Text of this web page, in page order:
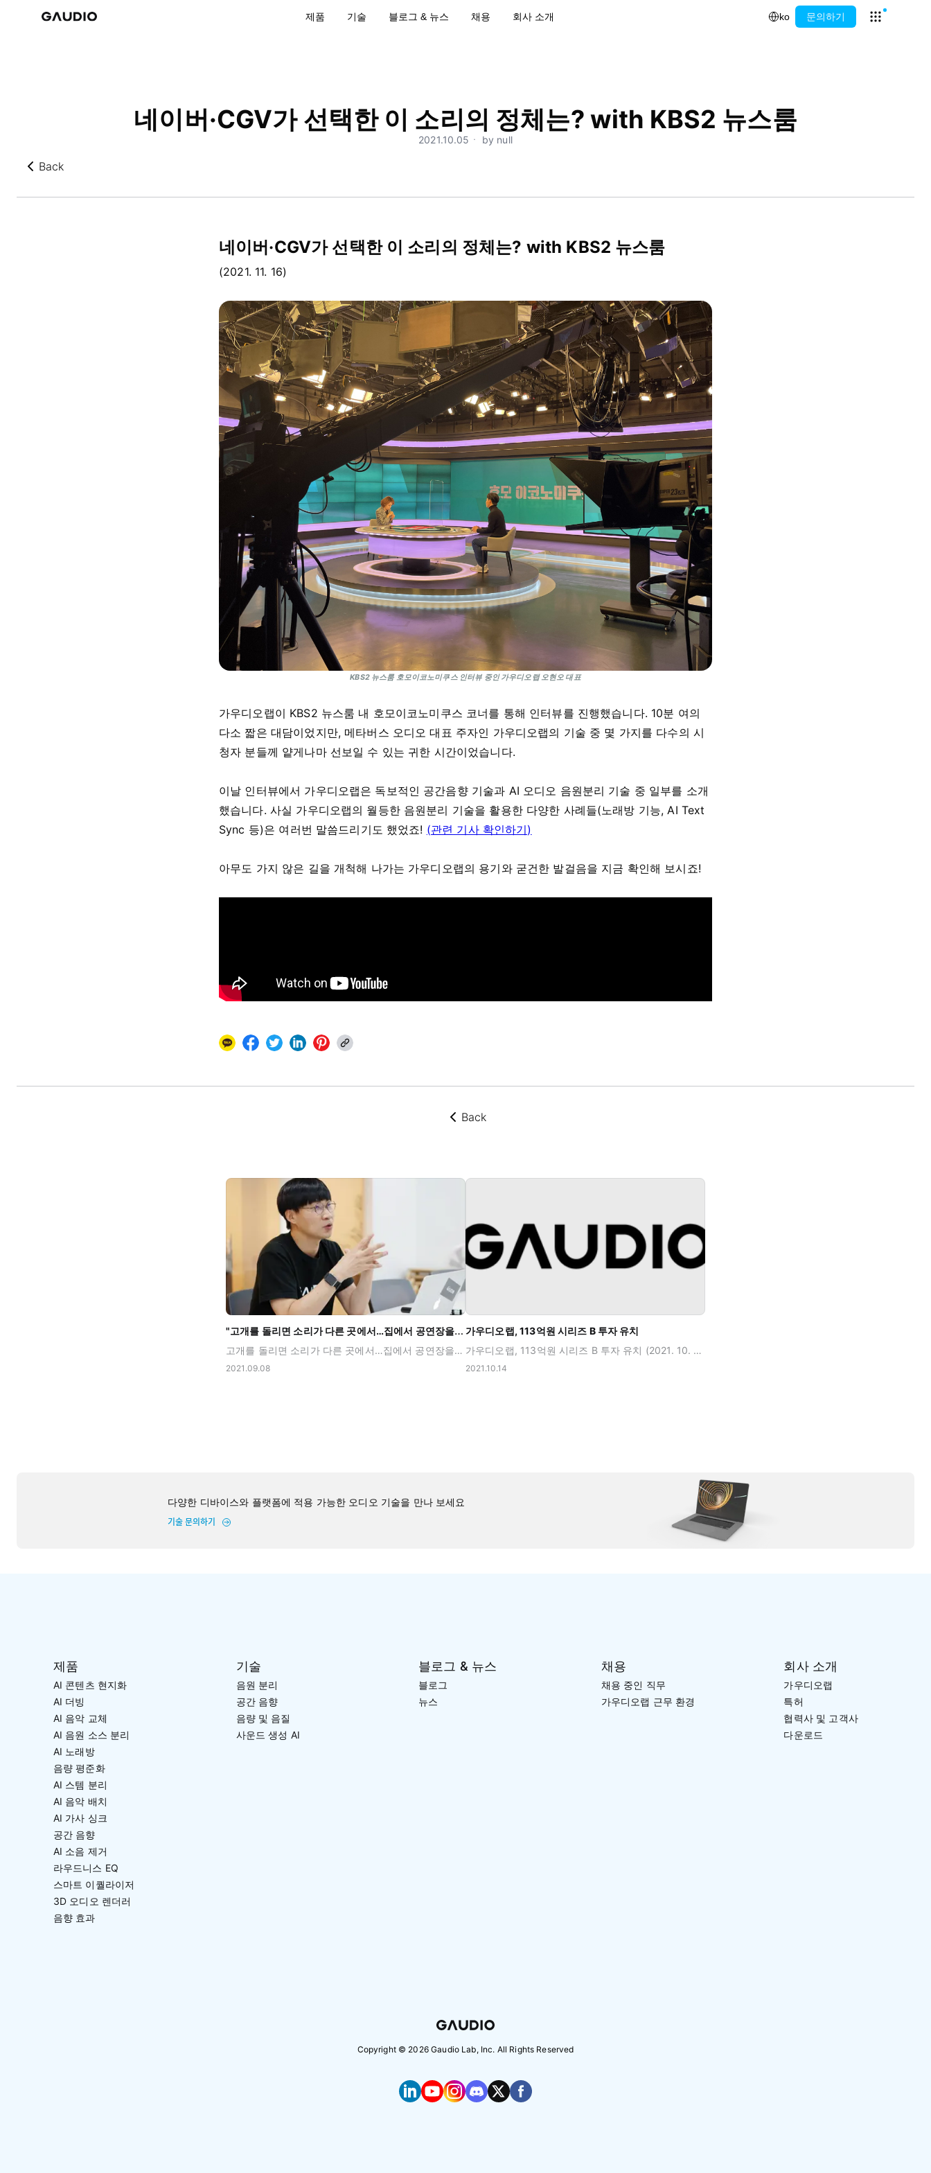
제품 기술 블로그 & 뉴스 채용 회사 소개 ko 문의하기
Open app
네이버·CGV가 선택한 이 소리의 정체는? with KBS2 뉴스룸
2021.10.05ㆍ by null
뒤로가기
Back
네이버·CGV가 선택한 이 소리의 정체는? with KBS2 뉴스룸
(2021. 11. 16)
KBS2 뉴스룸 호모이코노미쿠스 인터뷰 중인 가우디오랩 오현오 대표
가우디오랩이 KBS2 뉴스룸 내 호모이코노미쿠스 코너를 통해 인터뷰를 진행했습니다. 10분 여의
다소 짧은 대담이었지만, 메타버스 오디오 대표 주자인 가우디오랩의 기술 중 몇 가지를 다수의 시
청자 분들께 얕게나마 선보일 수 있는 귀한 시간이었습니다.
이날 인터뷰에서 가우디오랩은 독보적인 공간음향 기술과 AI 오디오 음원분리 기술 중 일부를 소개
했습니다. 사실 가우디오랩의 월등한 음원분리 기술을 활용한 다양한 사례들(노래방 기능, AI Text
Sync 등)은 여러번 말씀드리기도 했었죠! (관련 기사 확인하기)
아무도 가지 않은 길을 개척해 나가는 가우디오랩의 용기와 굳건한 발걸음을 지금 확인해 보시죠!
뒤로가기
Back
"고개를 돌리면 소리가 다른 곳에서…집에서 공연장을 느낀다"
고개를 돌리면 소리가 다른 곳에서…집에서 공연장을 느낀다 (2021. 09. 08) 가우디오랩 오현오 대표 고개를 돌리면 소리의 방향과 원근감까지 그에 맞게 달라지는 기술, 바로 가우디오랩의 스페이셜 오디오 기술입니다. 스크린의 화면이 바뀌면 그에 맞게 소리의 방향이나 공간감도 자동으로 바뀌도록 만드는데요. 이런 가우디오랩의 공간음향 기술은 VR환경은 물론 2D환경에서도 적용이 가능합니다! ? (2D에서 즐기는 Spatial Audio는 바로 이 포스트에서 보여드렸던 적이 있어요!) 가우디오랩이 최고의 기술력으로 위기를 극복하며 성장해 온 스토리, 머니투데이와의 인터뷰를 통해 확인하실 수 있답니다.
2021.09.08
가우디오랩, 113억원 시리즈 B 투자 유치
가우디오랩, 113억원 시리즈 B 투자 유치 (2021. 10. 14) 가우디오랩 로고 스페이셜 오디오(공간 음향) 및 AI 오디오 기술력으로 메타버스 시대의 표준으로 자리 잡을 것 신규 투자사로 삼성벤처투자, 네이버 D2 스타트업 팩토리 등 합류해 누적 투자금 169억 원 기록 AI・메타버스 오디오 솔루션 전문 기업 가우디오랩이 LB인베스트먼트, 삼성벤처투자, 네이버 D2 스타트업 팩토리, DS자산운용, 캡스톤 파트너스로부터 총 113억 원의 시리즈 B 투자 유치를 마무리했습니다. 이로서 가우디오랩의 누적 투자금은 총 169억을 기록했습니다. 가우디오랩은 국제 표준으로 인정받은 오디오 기술을 바탕으로 OTT 및 스트리밍 서비스와 스마트폰, 무선 이어폰 등 모바일 기기용 오디오 소프트웨어를 개발, 공급하는 B2B 기술 스타트업입니다. 이번 투자는 메타버스에 필수적인 고도화된 공간 음향 구현 기술과 AI 오디오 기술 등을 통해 세계 시장에서 높은 사업 경쟁력을 갖췄다는 점을 높게 평가받아 이뤄진 것으로 분석됩니다. 또 가우디오랩이 전 세계적으로 찾기 힘든 음향공학 분야의 석박사 인력을 독점하다시피 확보한 점도 투자사들로부터 좋은 평가를 받았습니다. 이번 투자에는 삼성벤처투자와 네이버 D2 스타트업 팩토리 등이 신규 투자사로 합류한 점이 눈에 띕니다. 향후 가우디오랩의 핵심 기술과 인력을 발판 삼아 디바이스와 플랫폼 양 측에서 새로운 시장을 개척할 수 있는 중・장기적 협력관계가 기대되는 부분입니다. 실제로 네이버는 이미 오랜 기간 함께 기술을 개발해 온 파트너로 이번 투자를 통해 상호 협력이 더욱 강화될 것으로 예상됩니다. 가우디오랩은 이번 신규 투자 자금을 기반으로 메타버스 오디오 및 AI 오디오 기술의 고도화, 해외 시장 진출 확대, 국내외 마케팅 강화, 핵심 인력 확보 등에 보다 집중할 예정입니다. 메타버스란 시간과 거리의 제약 없이 원격으로 상호작용하고자 하려는 인간 욕구 진화 과정의 산물이며, 특히 소리는 영상과 함께 오감 중 가장 중요한 매개체로써 이를 실현함에 있어 스페이셜 오디오(공간 음향)와 AI 오디오는 반드시 필요한(Must-have) 기술인 만큼, 가우디오랩은 이번 투자 유치를 통해 핵심 인재를 지속 영입하여 압도적 오디오 기술로 메타버스 시장의 오디오 표준으로 자리 잡아 전 세계 사람들의 소리 경험의 질 향상에 기여하고자 합니다.
2021.10.14
다양한 디바이스와 플랫폼에 적용 가능한 오디오 기술을 만나 보세요
기술 문의하기
제품
AI 콘텐츠 현지화
AI 더빙
AI 음악 교체
AI 음원 소스 분리
AI 노래방
음량 평준화
AI 스템 분리
AI 음악 배치
AI 가사 싱크
공간 음향
AI 소음 제거
라우드니스 EQ
스마트 이퀄라이저
3D 오디오 렌더러
음향 효과
기술
음원 분리
공간 음향
음량 및 음질
사운드 생성 AI
블로그 & 뉴스
블로그
뉴스
채용
채용 중인 직무
가우디오랩 근무 환경
회사 소개
가우디오랩
특허
협력사 및 고객사
다운로드
Copyright © 2026Gaudio Lab, Inc. All Rights Reserved